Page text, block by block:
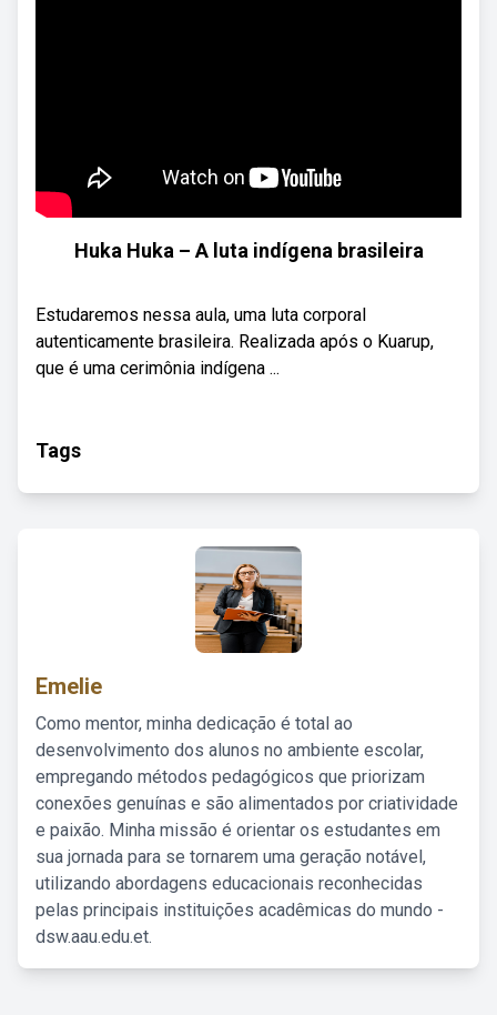
Huka Huka – A luta indígena brasileira
Estudaremos nessa aula, uma luta corporal
autenticamente brasileira. Realizada após o Kuarup,
que é uma cerimônia indígena ...
Tags
Emelie
Como mentor, minha dedicação é total ao
desenvolvimento dos alunos no ambiente escolar,
empregando métodos pedagógicos que priorizam
conexões genuínas e são alimentados por criatividade
e paixão. Minha missão é orientar os estudantes em
sua jornada para se tornarem uma geração notável,
utilizando abordagens educacionais reconhecidas
pelas principais instituições acadêmicas do mundo -
dsw.aau.edu.et.